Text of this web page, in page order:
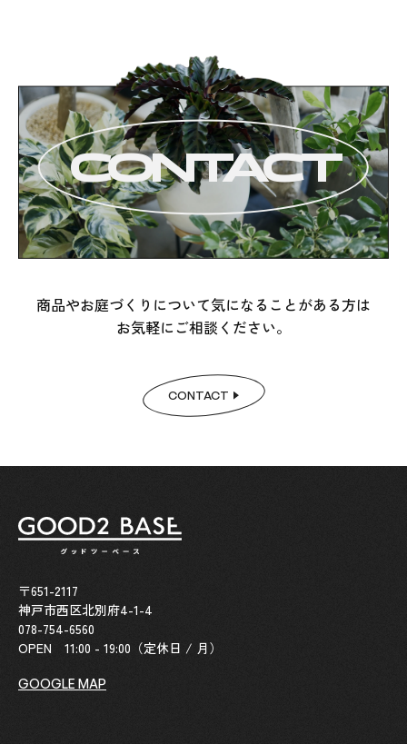
CONTACT
商品やお庭づくりについて気になることがある方は
お気軽にご相談ください。
CONTACT
〒651-2117
神戸市西区北別府4-1-4
078-754-6560
OPEN 11:00 - 19:00（定休日 / 月）
GOOGLE MAP